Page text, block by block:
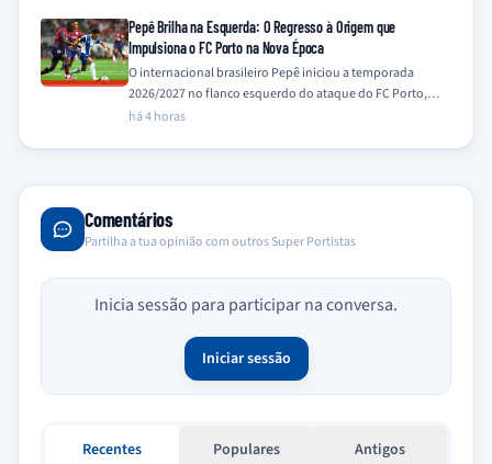
Pepê Brilha na Esquerda: O Regresso à Origem que
Impulsiona o FC Porto na Nova Época
O internacional brasileiro Pepê iniciou a temporada
2026/2027 no flanco esquerdo do ataque do FC Porto,
uma posição onde demonstra particular à-vontade,…
há 4 horas
Comentários
Partilha a tua opinião com outros Super Portistas
Inicia sessão para participar na conversa.
Iniciar sessão
Recentes Populares Antigos